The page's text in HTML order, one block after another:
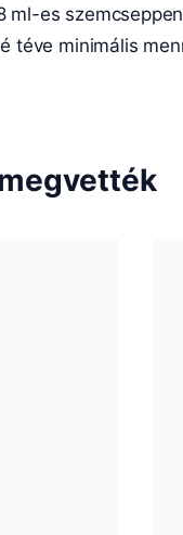
ml-es
téve minimális